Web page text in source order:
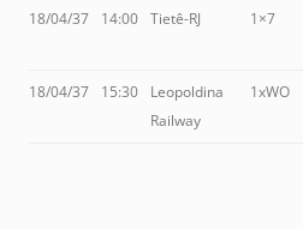
18/04/37 14:00 Tietê-RJ 1×7
18/04/37 15:30
Leopoldina
Railway
1xWO